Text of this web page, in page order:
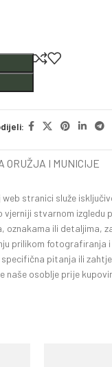
ORUŽJA I MUNICIJE
stranici služe
vjerniji stvarnom izgledu
oznakama ili detaljima,
prilikom fotografiranja
pitanja ili
osoblje prije